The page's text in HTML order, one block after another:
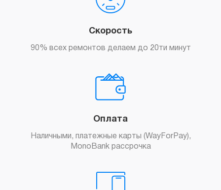
Скорость
90% всех ремонтов делаем до 20ти минут
Оплата
Наличными, платежные карты (WayForPay),
MonoBank рассрочка